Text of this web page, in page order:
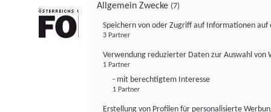
Allgemein Zwecke (7)
Speichern von oder Zugriff auf Informationen auf
3 Partner
Verwendung reduzierter Daten zur Auswahl von
1 Partner
- mit berechtigtem Interesse
1 Partner
Erstellung von Profilen für personalisierte
FONDS professionell